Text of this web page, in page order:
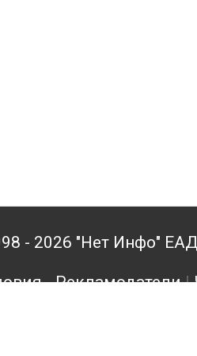
- 2026 "Нет Инфо"
- Рекламодатели|